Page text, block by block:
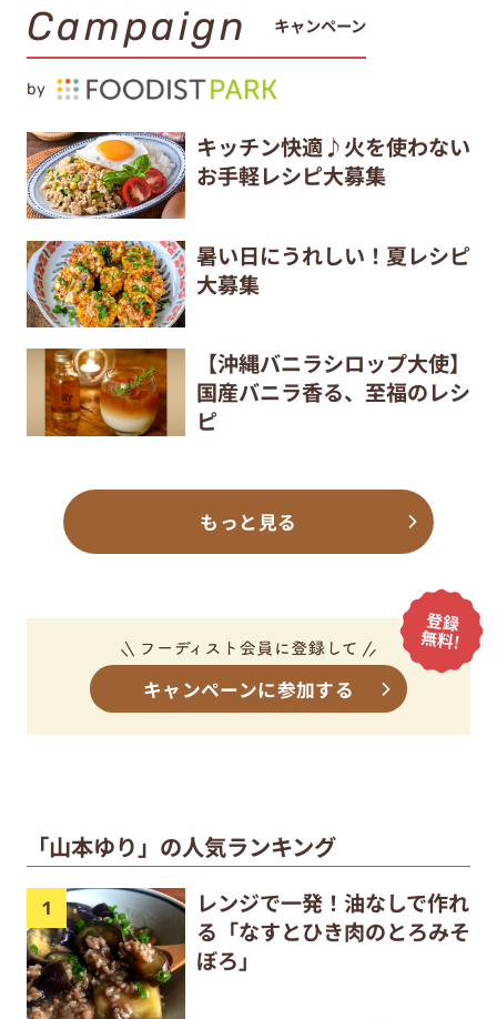
Campaign キャンペーン
by
キッチン快適♪火を使わない
お手軽レシピ大募集
暑い日にうれしい！夏レシピ
大募集
【沖縄バニラシロップ大使】
国産バニラ香る、至福のレシ
ピ
もっと見る
キャンペーンに参加する
「山本ゆり」の人気ランキング
レンジで一発！油なしで作れ
る「なすとひき肉のとろみそ
ぼろ」